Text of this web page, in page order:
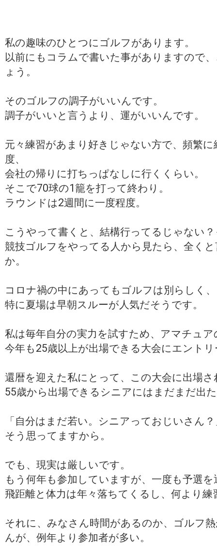
私の趣味のひとつにゴルフがあります。
以前にもコラムで書いた事がありますので
ょう。
そのゴルフの調子がいいんです。
調子がいいと言うより、運がいいんです。
元々練習があまり好きじゃない方で、頻繁
度、
会社の帰りに打ちっぱなしに行くくらい。
そこで70球の1籠を打って終わり。
ラウンドは2週間に一度程度。
こうやって書くと、結構行ってるじゃない
競技ゴルフをやってる人から見たら、全く
か。
コロナ禍の中にあってもゴルフは別らしく
特に夏場は早朝スルーが人気だそうです。
私は毎年自分の実力を試すため、アマチュ
今年も25歳以上が出場できる大会にエント
還暦を迎えた私にとって、この大会に出場
55歳から出場できるシニアにはまだまだ出
「自分はまだ若い。シニアっておじいさん
そう思ってますから。
でも、現実は厳しいです。
もう何年も参加していますが、一度も予選
飛距離と体力は年々落ちてくるし、何より
それに、みなさん時間があるのか、ゴルフ
んが、例年より参加者が多い。